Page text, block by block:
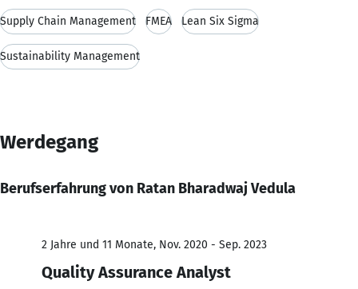
Supply Chain Management FMEA Lean Six Sigma
Sustainability Management
Werdegang
Berufserfahrung von Ratan Bharadwaj Vedula
2 Jahre und 11 Monate, Nov. 2020 - Sep. 2023
Quality Assurance Analyst